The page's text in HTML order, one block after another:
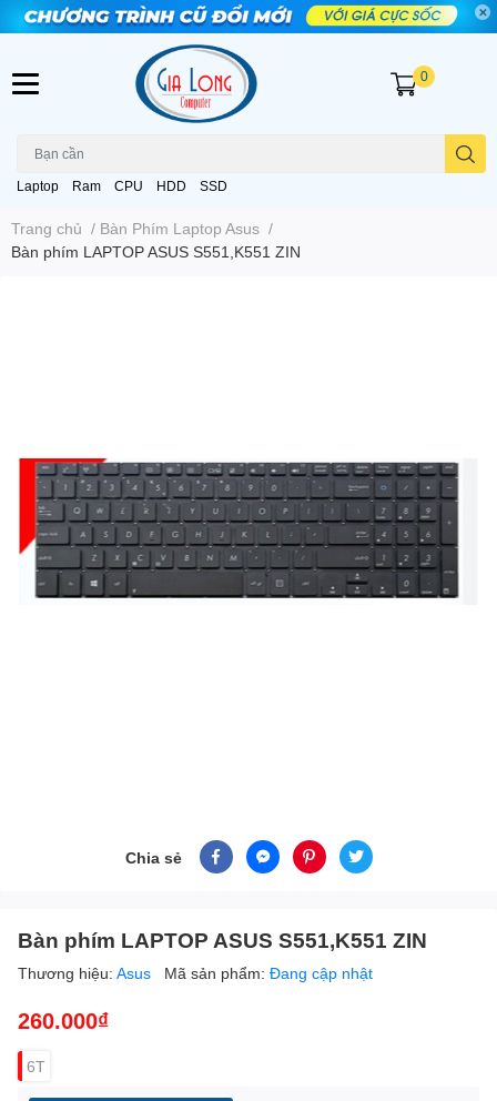
Laptop Ram CPU HDD SSD
0
Trang chủ / Bàn Phím Laptop Asus /
Bàn phím LAPTOP ASUS S551,K551 ZIN
Chia sẻ
Bàn phím LAPTOP ASUS S551,K551 ZIN
Thương hiệu: Asus Mã sản phẩm: Đang cập nhật
260.000₫
6T